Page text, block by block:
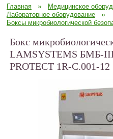
Главная » Медицинское
Лабораторное оборудование »
Боксы микробиологической
Бокс
LAMSYSTEMS БМБ-
PROTECT 1R-C.001-12